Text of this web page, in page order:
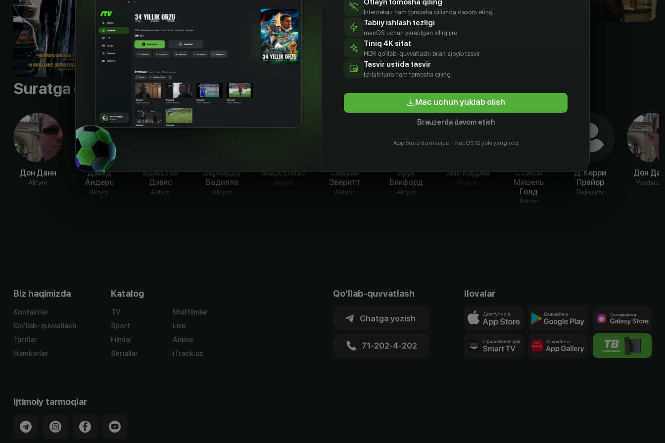
Sifati: HD
Suratga olish guruhi
Дон Данн
Aktyor
Дэвид
Андерс
Aktyor
Брэкстон
Дэвис
Aktyor
Бернардо
Бадилло
Aktyor
Марк Елиас
Aktyor
Сьюзан
Эверитт
Aktyor
Брук
Бикфорд
Aktyor
Эми Корреа
Aktyor
Стэйси
Мишель
Голд
Aktyor
Д. Керри
Прайор
Rejissyor
Дон
Biz haqimizda
Kontaktlar
Qo'llab-quvvatlash
Tariflar
Hamkorlar
Katalog
TV
Sport
Filmlar
Seriallar
Multfilmlar
Live
Anime
iTrack.uz
Qo'llab-quvvatlash
Chatga yozish
71-202-4-202
Ilovalar
Ijtimoiy tarmoqlar
Oflayn tomosha qiling
Internetsiz ham tomosha qilishda davom eting.
Tabiiy ishlash tezligi
macOS uchun yaratilgan silliq ijro.
Tiniq 4K sifat
HDR qo'llab-quvvatlashi bilan ajoyib tasvir.
Tasvir ustida tasvir
Ishlаб turib ham tomosha qiling.
Mac uchun yuklab olish
Brauzerda davom etish
App Store'da mavjud · macOS 12 yoki yangiroq